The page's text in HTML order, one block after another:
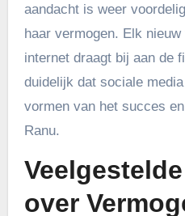
aandacht is weer
haar vermogen. Elk
internet draagt bij aan de
duidelijk dat sociale
vormen van het succes
Ranu.
over